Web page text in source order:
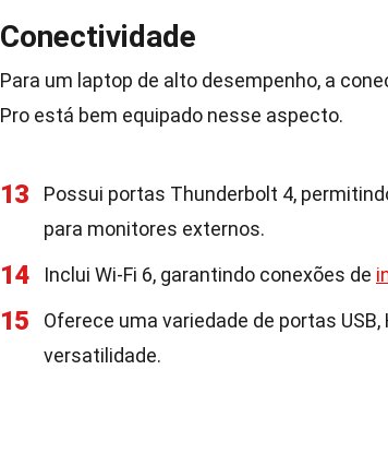
Conectividade
Para um laptop de alto desempenho, a
Pro está bem equipado nesse aspecto.
13 Possui portas Thunderbolt 4,
para monitores externos.
14 Inclui Wi-Fi 6, garantindo conexões de
15
Oferece uma variedade de portas
versatilidade.